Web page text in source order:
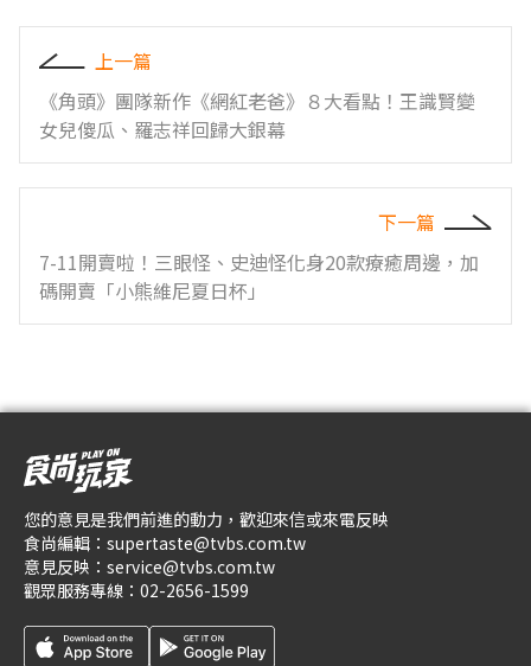
上一篇
《角頭》團隊新作《網紅老爸》８大看點！王識賢變
女兒傻瓜、羅志祥回歸大銀幕
下一篇
7-11開賣啦！三眼怪、史迪怪化身20款療癒周邊，加
碼開賣「小熊維尼夏日杯」
您的意見是我們前進的動力，歡迎來信或來電反映
食尚編輯： supertaste@tvbs.com.tw
意見反映： service@tvbs.com.tw
觀眾服務專線： 02-2656-1599